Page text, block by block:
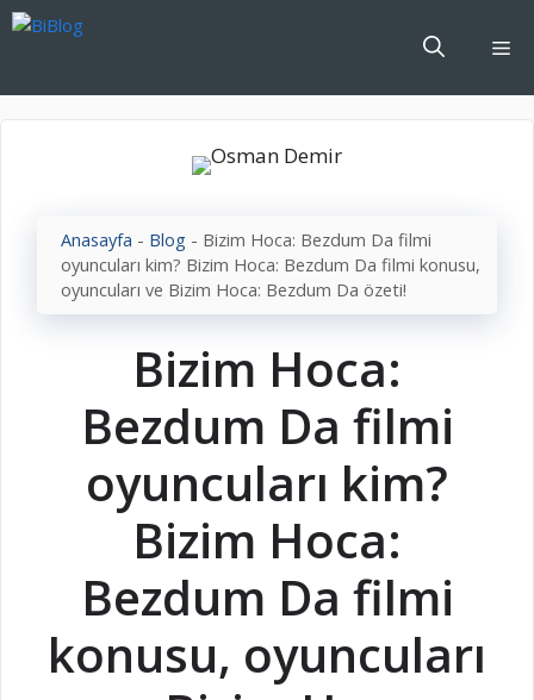
İçeriğe
Anasayfa - Blog - Bizim Hoca: Bezdum Da filmi
oyuncuları kim? Bizim Hoca: Bezdum Da filmi konusu,
oyuncuları ve Bizim Hoca: Bezdum Da özeti!
Bizim Hoca:
Bezdum Da filmi
oyuncuları kim?
Bizim Hoca:
Bezdum Da filmi
konusu, oyuncuları